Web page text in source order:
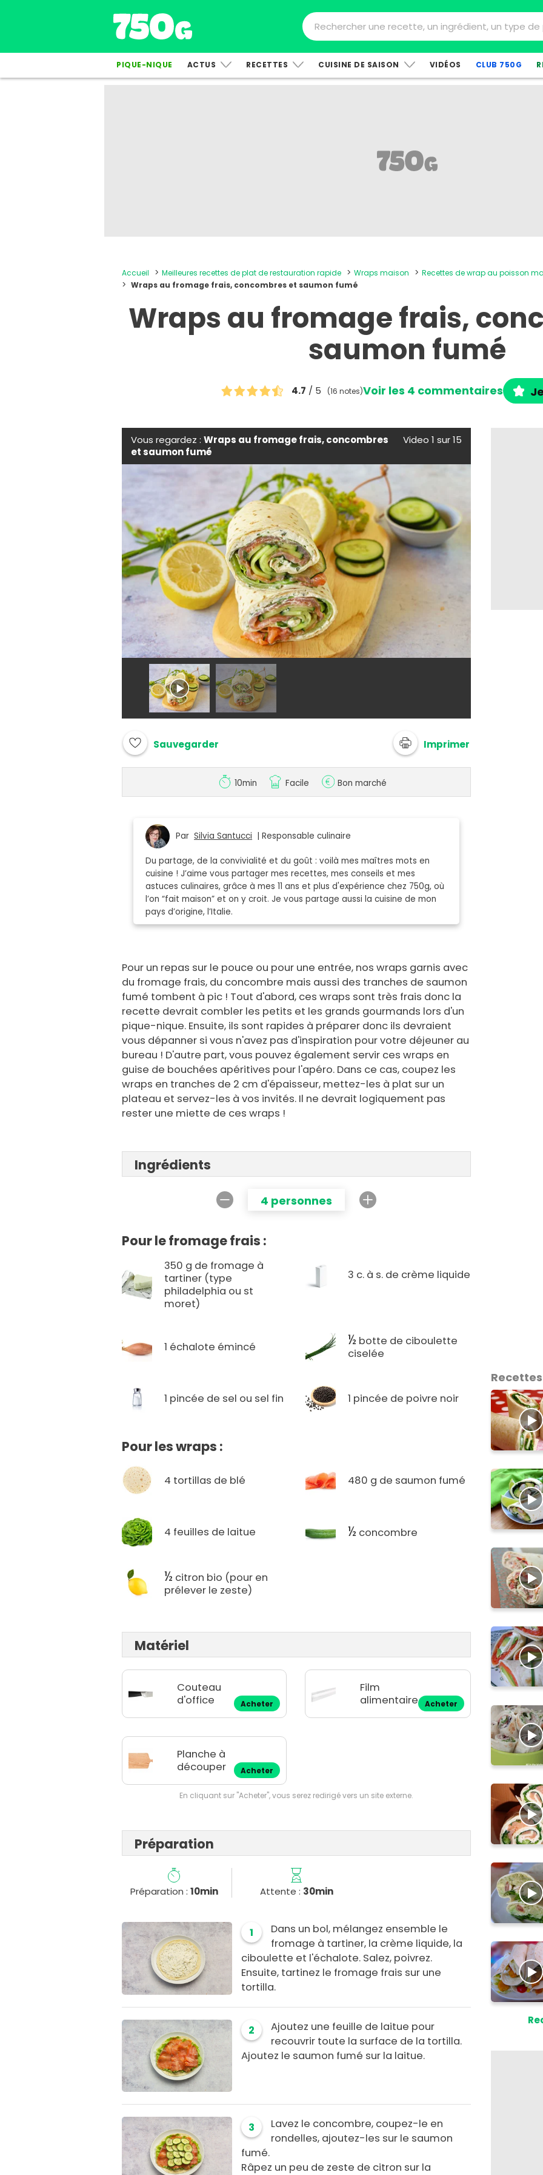
PIQUE-NIQUE ACTUS RECETTES CUISINE DE SAISON VIDÉOS CLUB 750G
Accueil Meilleures recettes de plat de restauration rapide Wraps maison
Recettes de wrap au poisson
Wraps au fromage frais, concombres et saumon fumé
Wraps au fromage frais,
saumon fumé
4.7 / 5 (16 notes)Voir les 4 commentaires
Vous regardez : Wraps au fromage frais, concombres
et saumon fumé
Video 1 sur 15
Sauvegarder Imprimer
10min Facile Bon marché
ParSilvia Santucci | Responsable culinaire
Du partage, de la convivialité et du goût : voilà mes maîtres mots en
cuisine ! J’aime vous partager mes recettes, mes conseils et mes
astuces culinaires, grâce à mes 11 ans et plus d'expérience chez 750g, où
l’on “fait maison” et on y croit. Je vous partage aussi la cuisine de mon
pays d’origine, l’Italie.
Pour un repas sur le pouce ou pour une entrée, nos wraps garnis avec
du fromage frais, du concombre mais aussi des tranches de saumon
fumé tombent à pic ! Tout d'abord, ces wraps sont très frais donc la
recette devrait combler les petits et les grands gourmands lors d'un
pique-nique. Ensuite, ils sont rapides à préparer donc ils devraient
vous dépanner si vous n'avez pas d'inspiration pour votre déjeuner au
bureau ! D'autre part, vous pouvez également servir ces wraps en
guise de bouchées apéritives pour l'apéro. Dans ce cas, coupez les
wraps en tranches de 2 cm d'épaisseur, mettez-les à plat sur un
plateau et servez-les à vos invités. Il ne devrait logiquement pas
rester une miette de ces wraps !
Ingrédients
4 personnes
Pour le fromage frais :
350 g de fromage à
tartiner (type
philadelphia ou st
moret)
3 c. à s. de crème liquide
1 échalote émincé ½ botte de ciboulette
ciselée
1 pincée de sel ou sel fin 1 pincée de poivre noir
Pour les wraps :
4 tortillas de blé 480 g de saumon fumé
4 feuilles de laitue ½ concombre
½ citron bio (pour en
prélever le zeste)
Matériel
Couteau
d'office
Acheter
Film
alimentaire
Acheter
Planche à
découper
Acheter
En cliquant sur "Acheter", vous serez redirigé vers un site externe.
Préparation
Préparation : 10min Attente : 30min
1
Dans un bol, mélangez ensemble le
fromage à tartiner, la crème liquide, la
ciboulette et l'échalote. Salez, poivrez.
Ensuite, tartinez le fromage frais sur une
tortilla.
2
Ajoutez une feuille de laitue pour
recouvrir toute la surface de la tortilla.
Ajoutez le saumon fumé sur la laitue.
3
Lavez le concombre, coupez-le en
rondelles, ajoutez-les sur le saumon
fumé.
Râpez un peu de zeste de citron sur la